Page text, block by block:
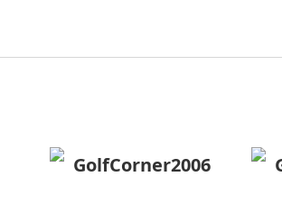
GolfCorner2006